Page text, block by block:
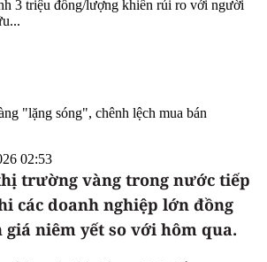
3 triệu đồng/lượng khiến rủi ro với người
02:53
trường vàng trong nước tiếp
các doanh nghiệp lớn đồng
niêm yết so với hôm qua.